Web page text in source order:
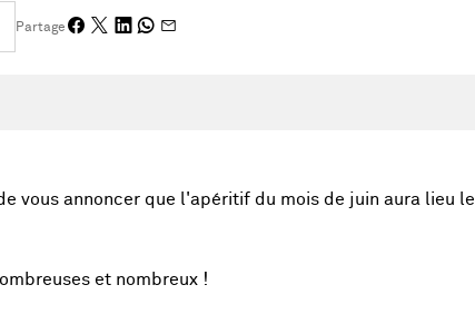
Partage
vous annoncer que l'apéritif du mois de juin aura lieu le
et nombreux !